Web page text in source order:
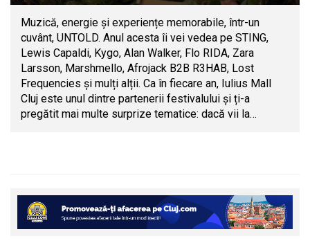
Muzică, energie și experiențe memorabile, într-un
cuvânt, UNTOLD. Anul acesta îi vei vedea pe STING,
Lewis Capaldi, Kygo, Alan Walker, Flo RIDA, Zara
Larsson, Marshmello, Afrojack B2B R3HAB, Lost
Frequencies și mulți alții. Ca în fiecare an, Iulius Mall
Cluj este unul dintre partenerii festivalului și ți-a
pregătit mai multe surprize tematice: dacă vii la…